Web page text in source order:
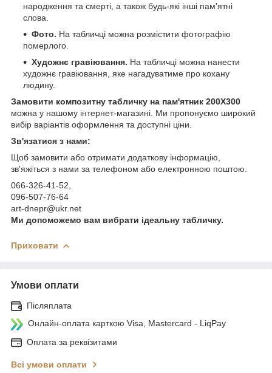
народження та смерті, а також будь-які інші пам'ятні
слова.
Фото. На табличці можна розмістити фотографію
померлого.
Художнє гравіювання. На табличці можна нанести
художнє гравіювання, яке нагадуватиме про кохану
людину.
Замовити композитну табличку на пам'ятник 200Х300
можна у нашому інтернет-магазині. Ми пропонуємо широкий
вибір варіантів оформлення та доступні ціни.
Зв'язатися з нами:
Щоб замовити або отримати додаткову інформацію,
зв'яжіться з нами за телефоном або електронною поштою.
066-326-41-52,
096-507-76-64
art-dnepr@ukr.net
Ми допоможемо вам вибрати ідеальну табличку.
Приховати
Умови оплати
Післяплата
Онлайн-оплата карткою Visa, Mastercard - LiqPay
Оплата за реквізитами
Всі умови оплати